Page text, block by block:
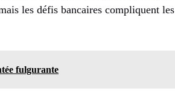
les défis bancaires compliquent les
fulgurante